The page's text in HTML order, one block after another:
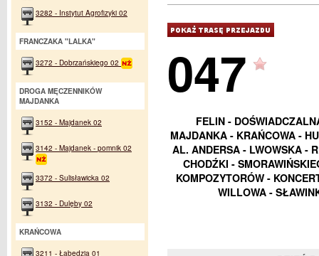
047
FELIN -
MAJDANKA - KRAŃCOWA -
AL. ANDERSA - LWOWSKA -
CHODŹKI -
KOMPOZYTORÓW -
WILLOWA -
3282 - Instytut Agrofizyki 02
FRANCZAKA "LALKA"
3272 - Dobrzańskiego 02
DROGA MĘCZENNIKÓW
MAJDANKA
3152 - Majdanek 02
3142 - Majdanek - pomnik 02
3372 - Sulisławicka 02
3132 - Dulęby 02
KRAŃCOWA
3211 - Łabędzia 01